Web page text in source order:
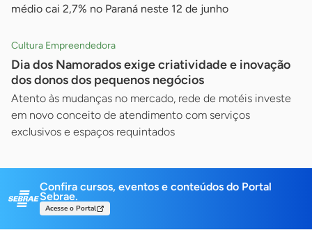
médio cai 2,7% no Paraná neste 12 de junho
Cultura Empreendedora
Dia dos Namorados exige criatividade e inovação
dos donos dos pequenos negócios
Atento às mudanças no mercado, rede de motéis investe
em novo conceito de atendimento com serviços
exclusivos e espaços requintados
Confira cursos, eventos e conteúdos do Portal
Sebrae.
Acesse o Portal